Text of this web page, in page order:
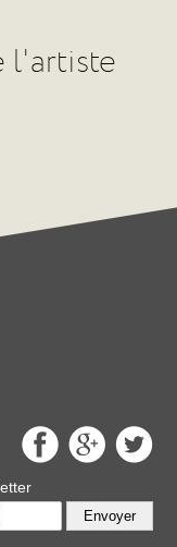
l'artiste
Envoyer